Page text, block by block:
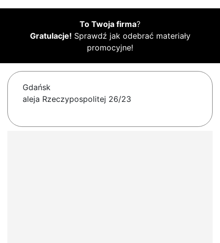
To Twoja firma?
Gratulacje! Sprawdź jak odebrać materiały
promocyjne!
Gdańsk
aleja Rzeczypospolitej 26/23